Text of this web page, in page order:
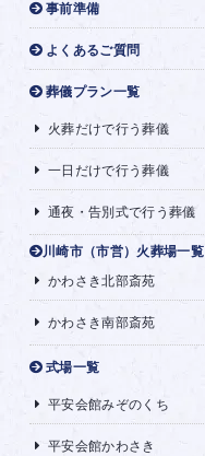
事前準備
よくあるご質問
葬儀プラン一覧
火葬だけで行う葬儀
一日だけで行う葬儀
通夜・告別式で行う葬儀
川崎市（市営）火葬場一覧
かわさき北部斎苑
かわさき南部斎苑
式場一覧
平安会館みぞのくち
平安会館かわさき